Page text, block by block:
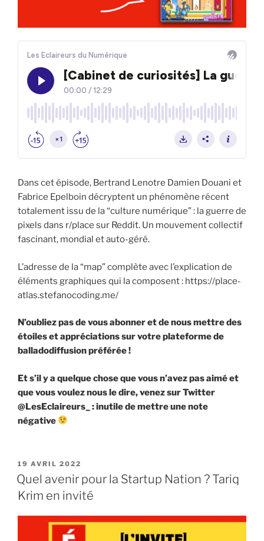
Dans cet épisode, Bertrand Lenotre Damien Douani et
Fabrice Epelboin décryptent un phénomène récent
totalement issu de la “culture numérique” : la guerre de
pixels dans r/place sur Reddit. Un mouvement collectif
fascinant, mondial et auto-géré.
L’adresse de la “map” complète avec l’explication de
éléments graphiques qui la composent : https://place-
atlas.stefanocoding.me/
N’oubliez pas de vous abonner et de nous mettre des
étoiles et appréciations sur votre plateforme de
balladodiffusion préférée !
Et s’il y a quelque chose que vous n’avez pas aimé et
que vous voulez nous le dire, venez sur Twitter
@LesEclaireurs_ : inutile de mettre une note
négative
PUBLIÉ
LE
19 AVRIL 2022
Quel avenir pour la Startup Nation ? Tariq
Krim en invité